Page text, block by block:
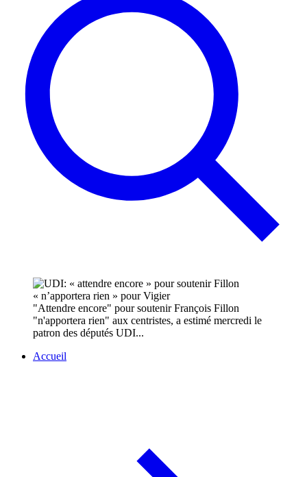
"Attendre encore" pour soutenir François Fillon
"n'apportera rien" aux centristes, a estimé mercredi le
patron des députés UDI...
Accueil